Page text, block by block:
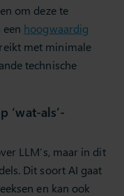
om deze te
hoogwaardig
met minimale
technische
‘wat-als’-
LLM’s, maar in dit
Dit soort AI gaat
en kan ook